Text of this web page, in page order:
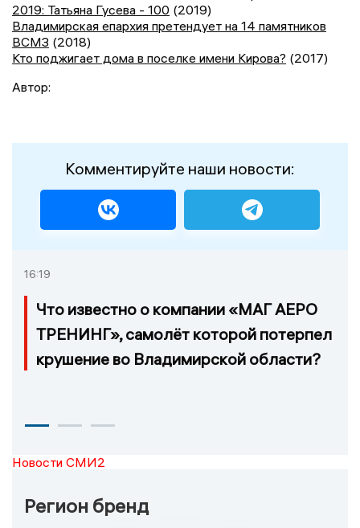
2019: Татьяна Гусева - 100 (2019)
Владимирская епархия претендует на 14 памятников
ВСМЗ (2018)
Кто поджигает дома в поселке имени Кирова? (2017)
Автор:
Комментируйте наши новости:
16:19
Что известно о компании «МАГ АЕРО
ТРЕНИНГ», самолёт которой потерпел
крушение во Владимирской области?
Новости СМИ2
Регион бренд